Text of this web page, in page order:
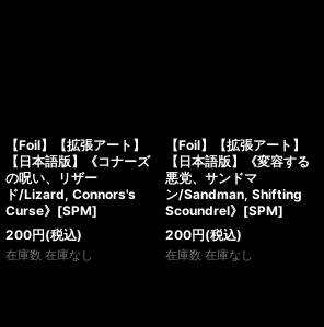
【Foil】【拡張アート】
【日本語版】《コナーズ
の呪い、リザー
ド/Lizard, Connors's
Curse》[SPM]
200円(税込)
在庫数 在庫なし
【Foil】【拡張アート】
【日本語版】《変容する
悪党、サンドマ
ン/Sandman, Shifting
Scoundrel》[SPM]
200円(税込)
在庫数 在庫なし